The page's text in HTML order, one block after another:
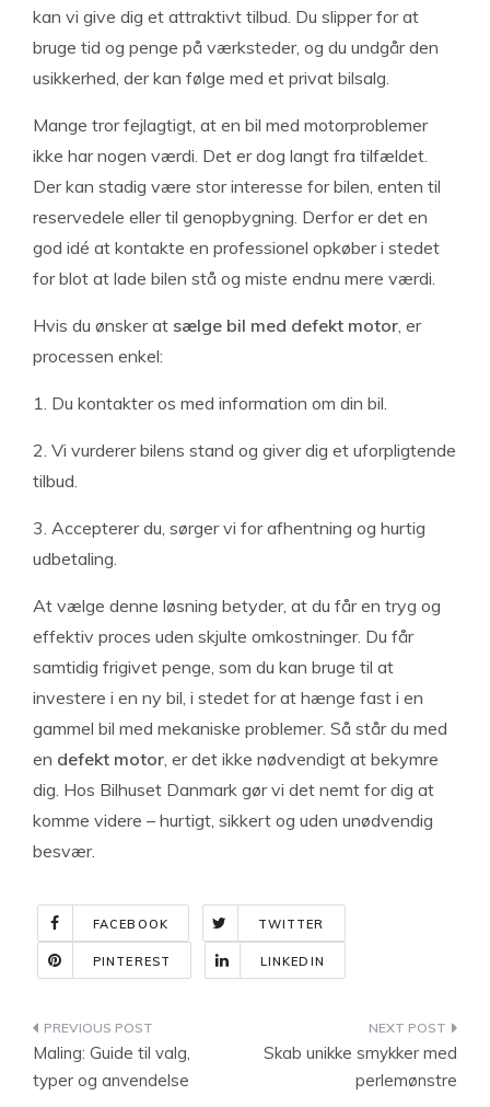
kan vi give dig et attraktivt tilbud. Du slipper for at
bruge tid og penge på værksteder, og du undgår den
usikkerhed, der kan følge med et privat bilsalg.
Mange tror fejlagtigt, at en bil med motorproblemer
ikke har nogen værdi. Det er dog langt fra tilfældet.
Der kan stadig være stor interesse for bilen, enten til
reservedele eller til genopbygning. Derfor er det en
god idé at kontakte en professionel opkøber i stedet
for blot at lade bilen stå og miste endnu mere værdi.
Hvis du ønsker at sælge bil med defekt motor , er
processen enkel:
1. Du kontakter os med information om din bil.
2. Vi vurderer bilens stand og giver dig et uforpligtende
tilbud.
3. Accepterer du, sørger vi for afhentning og hurtig
udbetaling.
At vælge denne løsning betyder, at du får en tryg og
effektiv proces uden skjulte omkostninger. Du får
samtidig frigivet penge, som du kan bruge til at
investere i en ny bil, i stedet for at hænge fast i en
gammel bil med mekaniske problemer. Så står du med
en defekt motor , er det ikke nødvendigt at bekymre
dig. Hos Bilhuset Danmark gør vi det nemt for dig at
komme videre – hurtigt, sikkert og uden unødvendig
besvær.
FACEBOOK TWITTER
PINTEREST LINKEDIN
Indlægsnavigation
Maling: Guide til valg,
typer og anvendelse
Skab unikke smykker med
perlemønstre